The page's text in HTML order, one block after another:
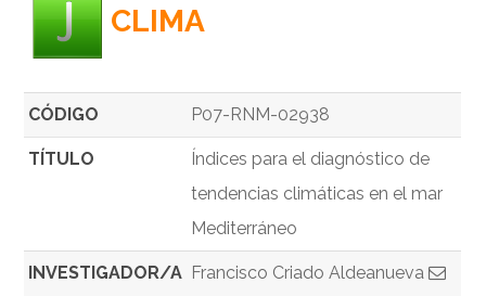
CLIMA
CÓDIGO P07-RNM-02938
TÍTULO
Índices para el diagnóstico de
tendencias climáticas en el mar
Mediterráneo
INVESTIGADOR/A Francisco Criado Aldeanueva